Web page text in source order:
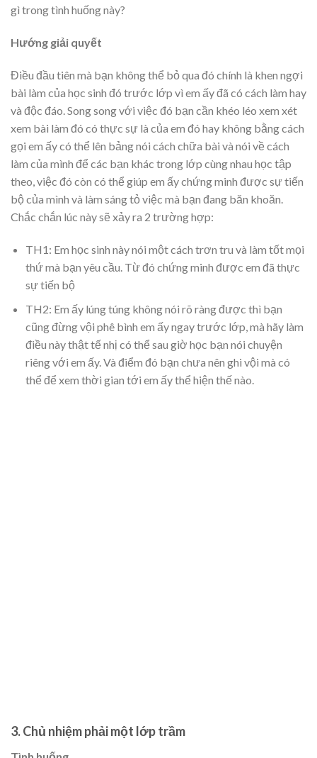
gì trong tình huống này?
Hướng giải quyết
Điều đầu tiên mà bạn không thể bỏ qua đó chính là khen ngợi
bài làm của học sinh đó trước lớp vì em ấy đã có cách làm hay
và độc đáo. Song song với việc đó bạn cần khéo léo xem xét
xem bài làm đó có thực sự là của em đó hay không bằng cách
gọi em ấy có thể lên bảng nói cách chữa bài và nói về cách
làm của mình để các bạn khác trong lớp cùng nhau học tập
theo, việc đó còn có thể giúp em ấy chứng minh được sự tiến
bộ của mình và làm sáng tỏ việc mà bạn đang băn khoăn.
Chắc chắn lúc này sẽ xảy ra 2 trường hợp:
TH1: Em học sinh này nói một cách trơn tru và làm tốt mọi
thứ mà bạn yêu cầu. Từ đó chứng minh được em đã thực
sự tiến bộ
TH2: Em ấy lúng túng không nói rõ ràng được thì bạn
cũng đừng vội phê bình em ấy ngay trước lớp, mà hãy làm
điều này thật tế nhị có thể sau giờ học bạn nói chuyện
riêng với em ấy. Và điểm đó bạn chưa nên ghi vội mà có
thể để xem thời gian tới em ấy thể hiện thế nào.
3. Chủ nhiệm phải một lớp trầm